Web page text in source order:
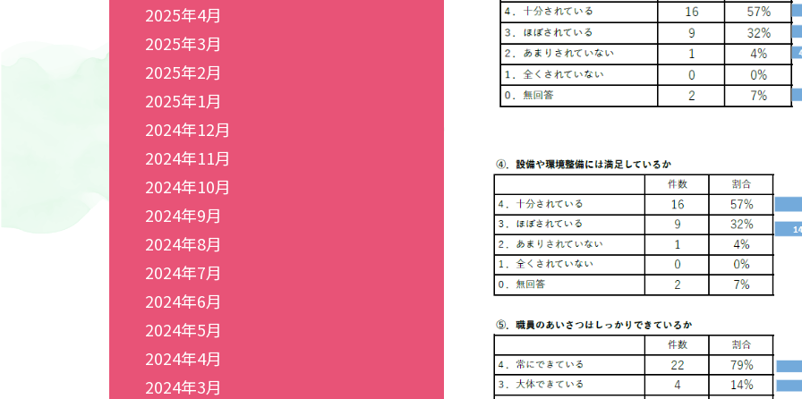
2025年4月
2025年3月
2025年2月
2025年1月
2024年12月
2024年11月
2024年10月
2024年9月
2024年8月
2024年7月
2024年6月
2024年5月
2024年4月
2024年3月